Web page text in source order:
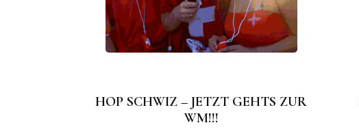
HOP SCHWIZ – JETZT GEHTS ZUR
WM!!!